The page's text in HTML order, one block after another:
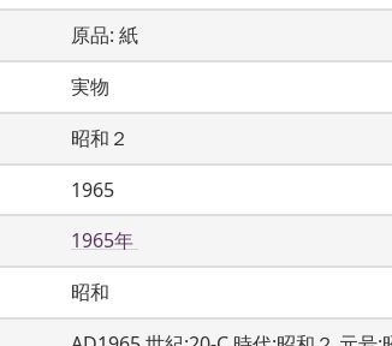
原品: 紙
実物
昭和２
1965
1965年
昭和